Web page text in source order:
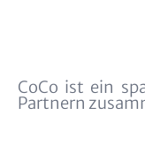
Text
(optional)
CoCo ist ein
Partnern